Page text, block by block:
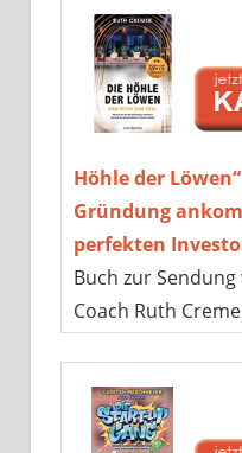
Höhle der
Gründung
perfekten
Buch zur
Coach Ruth